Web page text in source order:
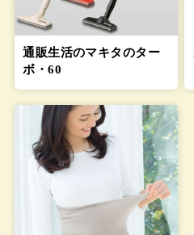
通販生活のマキタのター
ボ・60